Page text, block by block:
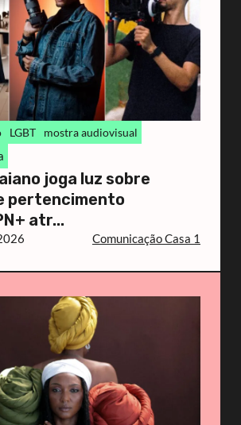
LGBT mostra audiovisual
joga luz sobre
pertencimento
atr...
Comunicação Casa 1